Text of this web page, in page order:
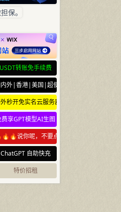
USDT转账免手续费
外|香港|美国|超便宜云服务器
秒开免实名云服务器
leiruo.com
费享GPT模型AI生图
说你呢，不要点🔥🔥🔥
ChatGPT 自助快充
特价招租